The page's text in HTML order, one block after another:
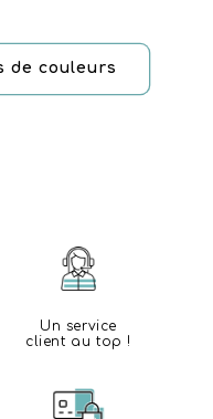
de couleurs
Un service
client au top !